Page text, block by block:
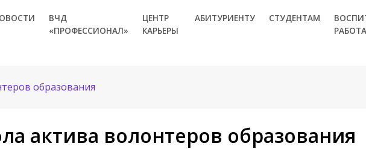
ВЧД
«ПРОФЕССИОНАЛ»
ЦЕНТР
КАРЬЕРЫ
АБИТУРИЕНТУ СТУДЕНТАМ
РАБОТА
образования
актива волонтеров образования